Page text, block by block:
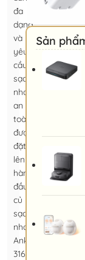
đa
dạng
và
yêu
cầu
sạc
nhanh,
an
toàn
được
đặt
lên
hàng
đầu,
củ
sạc
nhanh
Anker
316
Sản